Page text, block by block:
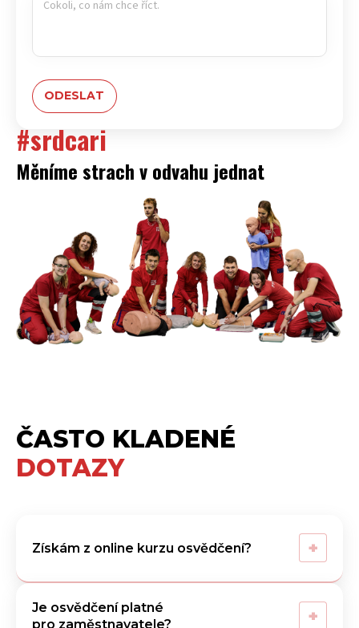
#srdcari
Měníme strach v odvahu jednat
ČASTO KLADENÉ
DOTAZY
Získám z online kurzu osvědčení? +
Je osvědčení platné
pro zaměstnavatele?
+